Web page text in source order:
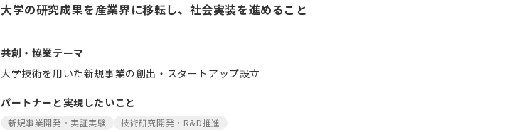
大学の研究成果を産業界に移転し、社会実装を進めること
共創・協業テーマ
大学技術を用いた新規事業の創出・スタートアップ設立
パートナーと実現したいこと
新規事業開発・実証実験 技術研究開発・R&D推進